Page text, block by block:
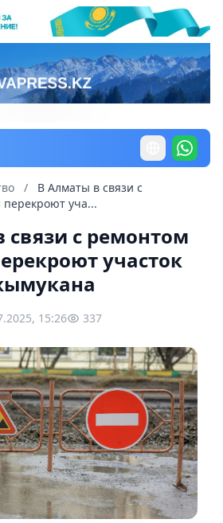
/
В Алматы в связи с
уча...
связи с ремонтом
участок
15:26 337